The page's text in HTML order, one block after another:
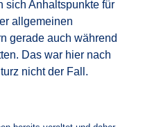
sich Anhaltspunkte für
allgemeinen
gerade auch während
Das war hier nach
nicht der Fall.